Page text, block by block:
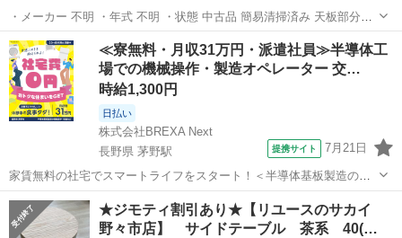
・メーカー 不明 ・年式 不明 ・状態 中古品 簡易清掃済み 天板部分に
傷あり 全体的にやや汚れあり ・サイズ 幅:610mm奥行:380mm高
さ:460mm ・値引き 要相談 ・他商品とのセット売り 要相談 ・...
石川 小松市 小松駅 テーブル 天板
≪寮無料・月収31万円・派遣社員≫半導体工
場での機械操作・製造オペレーター 交…
時給1,300円
日払い
株式会社BREXA Next
長野県 茅野駅
提携サイト 7月21日
家賃無料の社宅でスマートライフをスタート！＜半導体基板製造の機
械操作・検査＞ランチ代もかからないオトクな職場◎／稼ぎもしっか
り！月収例31万円／長野県茅野市 半導体基板の製造・検査 クリーンル
ーム内で、半導体基板の製造や検...
長野 茅野市 その他
★ジモティ割引あり★【リユースのサカイ
野々市店】 サイドテーブル 茶系 40(…